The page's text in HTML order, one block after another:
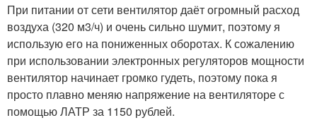
При питании от сети вентилятор даёт огромный расход
воздуха (320 м3/ч) и очень сильно шумит, поэтому я
использую его на пониженных оборотах. К сожалению
при использовании электронных регуляторов мощности
вентилятор начинает громко гудеть, поэтому пока я
просто плавно меняю напряжение на вентиляторе с
помощью ЛАТР за 1150 рублей.